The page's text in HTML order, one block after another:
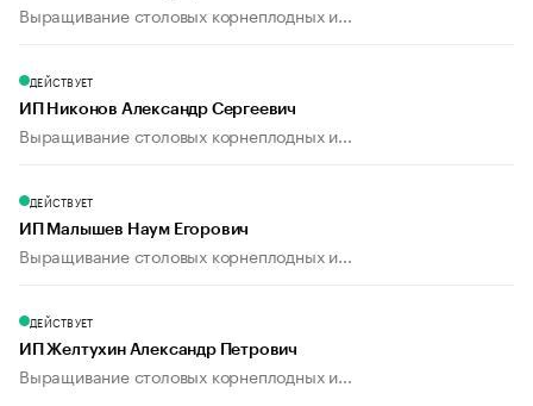
Выращивание столовых корнеплодных и...
ДЕЙСТВУЕТ
ИП Никонов Александр Сергеевич
Выращивание столовых корнеплодных и...
ДЕЙСТВУЕТ
ИП Малышев Наум Егорович
Выращивание столовых корнеплодных и...
ДЕЙСТВУЕТ
ИП Желтухин Александр Петрович
Выращивание столовых корнеплодных и...